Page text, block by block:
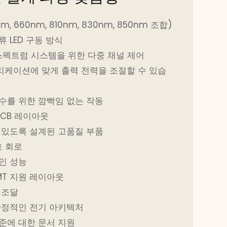
660nm, 810nm, 830nm, 850nm 조합)
LED 구동 방식
트럼 시스템을 위한 다중 채널 제어
케이션에 맞게 출력 전력을 조절할 수 있습
를 위한 깜빡임 없는 작동
레이아웃
도록 설계된 고품질 부품
회로
성능
지원 레이아웃
달
적인 전기 아키텍처
에 대한 문서 지원